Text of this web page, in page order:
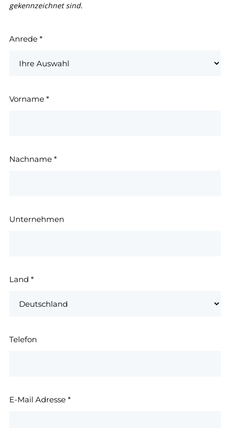
gekennzeichnet sind.
Anrede *
Vorname *
Nachname *
Unternehmen
Land *
Telefon
E-Mail Adresse *